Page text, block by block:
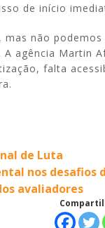
de início
não
agência Martin
falta
de Luta
nos desafios
avaliadores